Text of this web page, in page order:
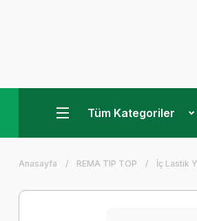
Tüm Kategoriler
Anasayfa REMA TIP TOP İç Lastik